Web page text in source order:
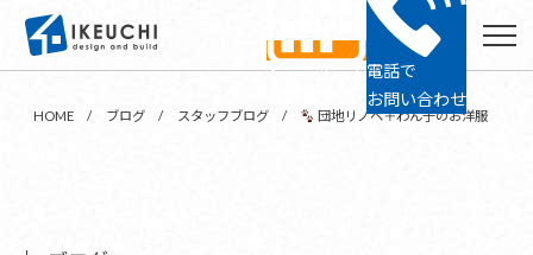
ショールーム電話で
お問い合わせ
HOME ブログ スタッフブログ 団地リノベ＋わん子のお洋服